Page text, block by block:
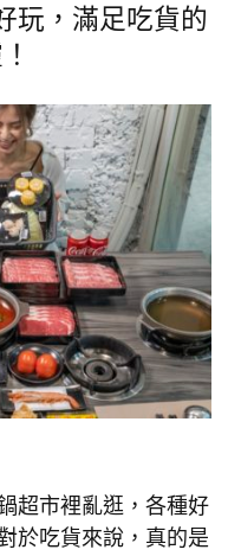
玩，滿足吃貨的
超市裡亂逛，各種好
於吃貨來說，真的是